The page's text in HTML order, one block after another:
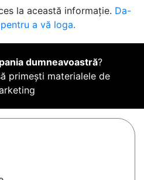
la această informație. Da-
a vă loga.
dumneavoastră?
primești materialele de